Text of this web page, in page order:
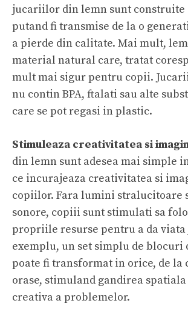
jucariilor din lemn sunt construite
putand fi transmise de la o
a pierde din calitate. Mai mult,
material natural care, tratat
mult mai sigur pentru copii.
nu contin BPA, ftalati sau alte
care se pot regasi in plastic.
Stimuleaza creativitatea si
din lemn sunt adesea mai simple
ce incurajeaza creativitatea si
copiilor. Fara lumini stralucitoare
sonore, copiii sunt stimulati sa
propriile resurse pentru a da viata
exemplu, un set simplu de blocuri
poate fi transformat in orice, de la
orase, stimuland gandirea
creativa a problemelor.